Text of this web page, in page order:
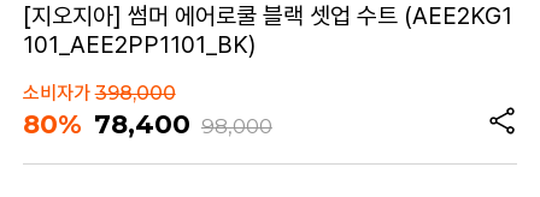
[지오지아] 썸머 에어로쿨 블랙 셋업 수트 (AEE2KG1
101_AEE2PP1101_BK)
소비자가398,000
80% 78,400 98,000